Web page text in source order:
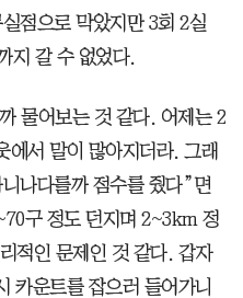
점으로 막았지만 3회 2실
지 갈 수 없었다.
물어보는 것 같다. 어제는 2
에서 말이 많아지더라. 그래
나다를까 점수를 줬다”면
구 정도 던지며 2~3km 정
적인 문제인 것 같다. 갑자
카운트를 잡으러 들어가니